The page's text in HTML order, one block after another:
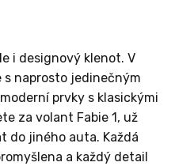
i designový klenot. V
naprosto jedinečným
prvky s klasickými
za volant Fabie 1, už
do jiného auta. Každá
a každý detail